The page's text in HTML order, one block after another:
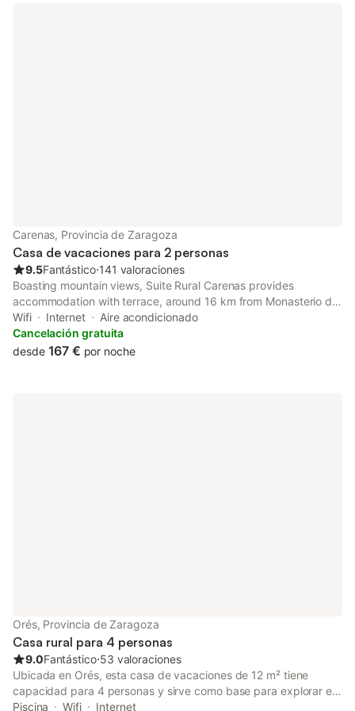
Carenas, Provincia de Zaragoza
Casa de vacaciones para 2 personas
9.5Fantástico⋅141 valoraciones
Boasting mountain views, Suite Rural Carenas provides
accommodation with terrace, around 16 km from Monasterio de
Piedra. With garden views, this accommodation offers a
balcony.
Wifi Internet
Aire acondicionado
Cancelación gratuita
desde 167 € por noche
Orés, Provincia de Zaragoza
Casa rural para 4 personas
9.0Fantástico⋅53 valoraciones
Ubicada en Orés, esta casa de vacaciones de 12 m² tiene
capacidad para 4 personas y sirve como base para explorar el
entorno. La propiedad cuenta con un dormitorio con una cama
Piscina Wifi
Internet